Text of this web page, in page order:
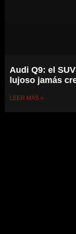
Audi Q9: el
lujoso jamás
LEER MÁS »